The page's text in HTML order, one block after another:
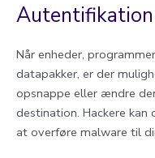
Autentifikation
Når enheder,
datapakker, er der
opsnappe eller ændre
destination. Hackere
at overføre malware til